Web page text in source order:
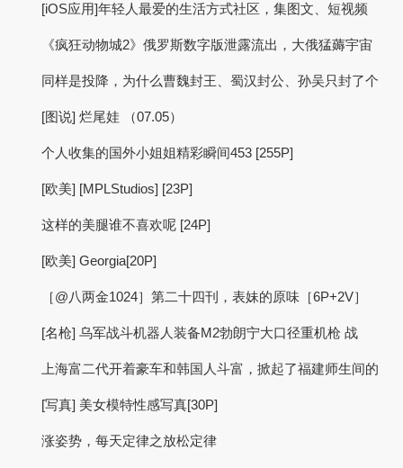
[iOS应用]年轻人最爱的生活方式社区，集图文、短视频
《疯狂动物城2》俄罗斯数字版泄露流出，大俄猛薅宇宙
同样是投降，为什么曹魏封王、蜀汉封公、孙吴只封了个
[图说] 烂尾娃 （07.05）
个人收集的国外小姐姐精彩瞬间453 [255P]
[欧美] [MPLStudios] [23P]
这样的美腿谁不喜欢呢 [24P]
[欧美] Georgia[20P]
［@八两金1024］第二十四刊，表妹的原味［6P+2V］
[名枪] 乌军战斗机器人装备M2勃朗宁大口径重机枪 战
上海富二代开着豪车和韩国人斗富，掀起了福建师生间的
[写真] 美女模特性感写真[30P]
涨姿势，每天定律之放松定律